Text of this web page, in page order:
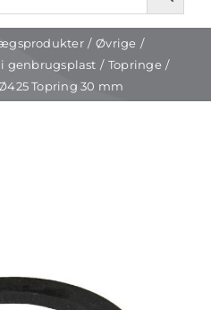
Øvrige
genbrugsplast
Topringe
Topring 30 mm